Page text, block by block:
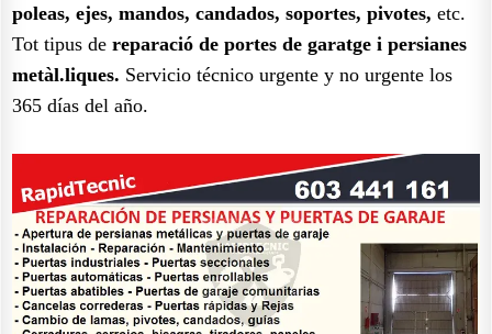
poleas, ejes, mandos, candados, soportes, pivotes, etc.
Tot tipus de reparació de portes de garatge i persianes
metàl.liques. Servicio técnico urgente y no urgente los
365 días del año.